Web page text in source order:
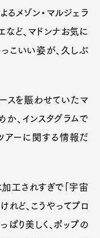
るメゾン・マルジェラ
など、マドンナお気に
こいい姿が、久しぶ
スを賑わせていたマ
か、インスタグラムで
アーに関する情報だ
工されすぎで「宇宙
れど、こうやってプロ
ぱり美しく、ポップの